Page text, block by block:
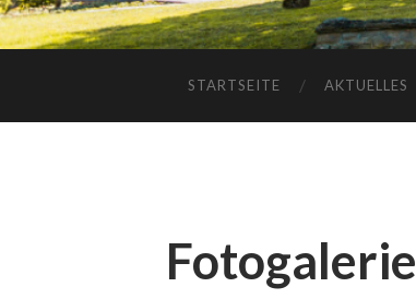
STARTSEITE AKTUELLES
Fotogalerie